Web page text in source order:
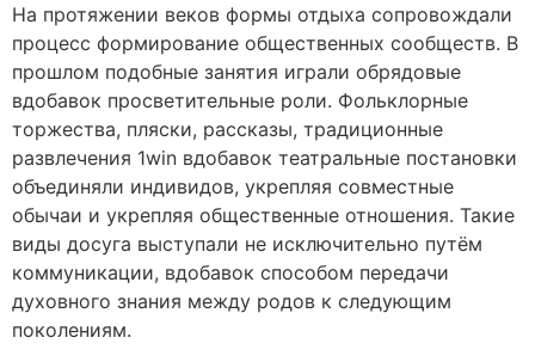
На протяжении веков формы отдыха сопровождали
процесс формирование общественных сообществ. В
прошлом подобные занятия играли обрядовые
вдобавок просветительные роли. Фольклорные
торжества, пляски, рассказы, традиционные
развлечения 1win вдобавок театральные постановки
объединяли индивидов, укрепляя совместные
обычаи и укрепляя общественные отношения. Такие
виды досуга выступали не исключительно путём
коммуникации, вдобавок способом передачи
духовного знания между родов к следующим
поколениям.